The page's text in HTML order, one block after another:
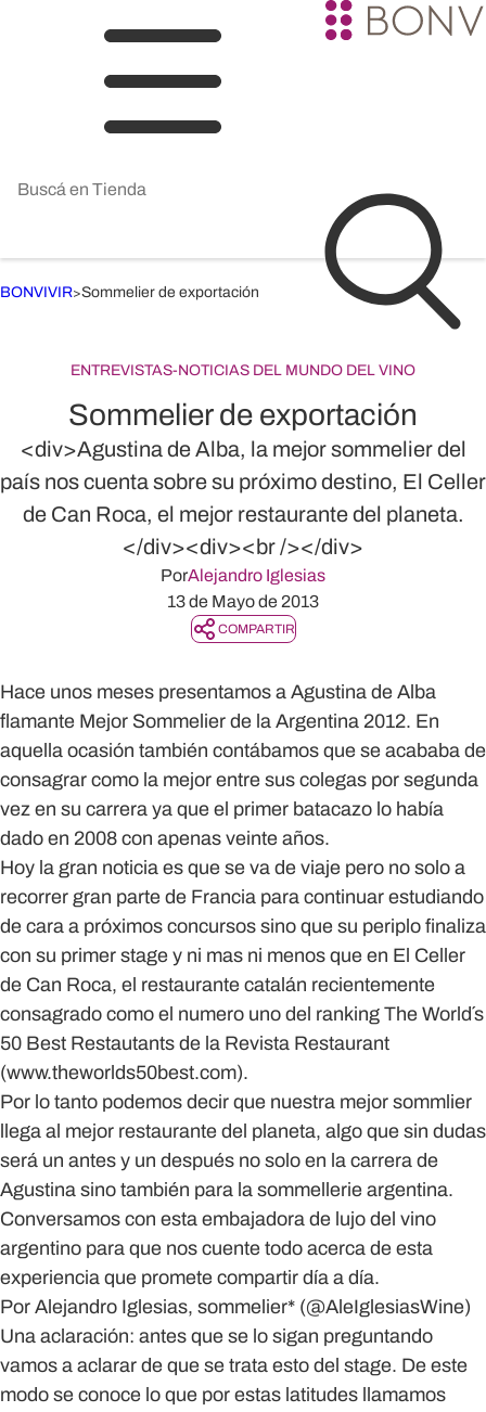
BONVIVIR>Sommelier de exportación
ENTREVISTAS-NOTICIAS DEL MUNDO DEL VINO
Sommelier de exportación
<div>Agustina de Alba, la mejor sommelier del
país nos cuenta sobre su próximo destino, El Celler
de Can Roca, el mejor restaurante del planeta.
</div><div><br /></div>
PorAlejandro Iglesias
13 de Mayo de 2013
COMPARTIR
Hace unos meses presentamos a Agustina de Alba
flamante Mejor Sommelier de la Argentina 2012. En
aquella ocasión también contábamos que se acababa de
consagrar como la mejor entre sus colegas por segunda
vez en su carrera ya que el primer batacazo lo había
dado en 2008 con apenas veinte años.
Hoy la gran noticia es que se va de viaje pero no solo a
recorrer gran parte de Francia para continuar estudiando
de cara a próximos concursos sino que su periplo finaliza
con su primer stage y ni mas ni menos que en El Celler
de Can Roca, el restaurante catalán recientemente
consagrado como el numero uno del ranking The World´s
50 Best Restautants de la Revista Restaurant
(www.theworlds50best.com).
Por lo tanto podemos decir que nuestra mejor sommlier
llega al mejor restaurante del planeta, algo que sin dudas
será un antes y un después no solo en la carrera de
Agustina sino también para la sommellerie argentina.
Conversamos con esta embajadora de lujo del vino
argentino para que nos cuente todo acerca de esta
experiencia que promete compartir día a día.
Por Alejandro Iglesias, sommelier* (@AleIglesiasWine)
Una aclaración: antes que se lo sigan preguntando
vamos a aclarar de que se trata esto del stage. De este
modo se conoce lo que por estas latitudes llamamos